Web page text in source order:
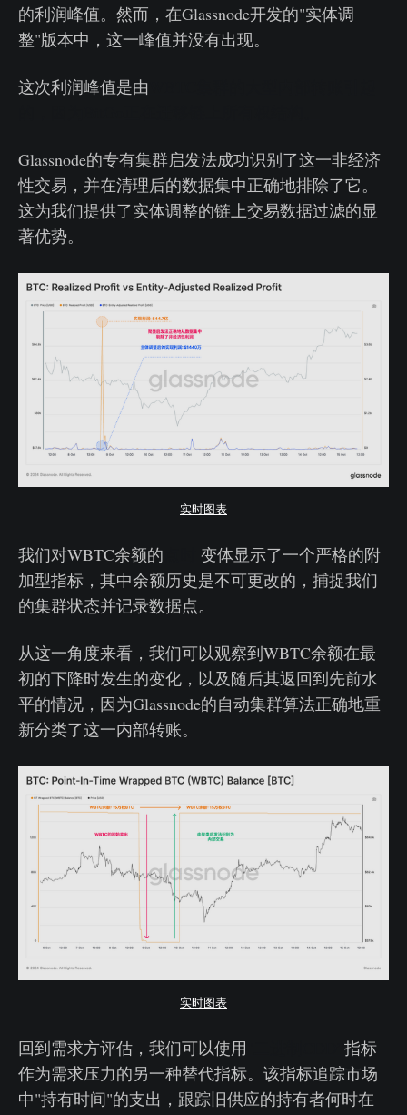
的利润峰值。然而，在Glassnode开发的"实体调
整"版本中，这一峰值并没有出现。
这次利润峰值是由
Glassnode的专有集群启发法成功识别了这一非经济
性交易，并在清理后的数据集中正确地排除了它。
这为我们提供了实体调整的链上交易数据过滤的显
著优势。
实时图表
我们对WBTC余额的
变体显示了一个严格的附
加型指标，其中余额历史是不可更改的，捕捉我们
的集群状态并记录数据点。
从这一角度来看，我们可以观察到WBTC余额在最
初的下降时发生的变化，以及随后其返回到先前水
平的情况，因为Glassnode的自动集群算法正确地重
新分类了这一内部转账。
实时图表
回到需求方评估，我们可以使用
指标
作为需求压力的另一种替代指标。该指标追踪市场
中"持有时间"的支出，跟踪旧供应的持有者何时在